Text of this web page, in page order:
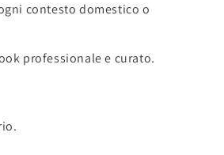
contesto domestico o
professionale e curato.